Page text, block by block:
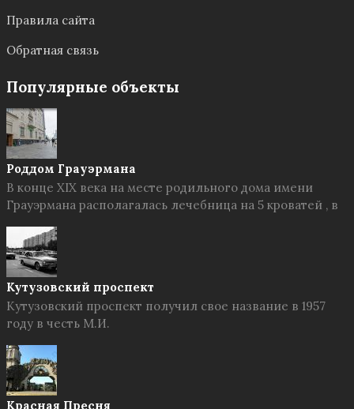
Правила сайта
Обратная связь
Популярные объекты
Роддом Грауэрмана
В конце XIX века на месте родильного дома имени
Грауэрмана располагалась лечебница на 5 кроватей , в
Кутузовский проспект
Кутузовский проспект получил свое название в 1957
году в честь М.И.
Красная Пресня